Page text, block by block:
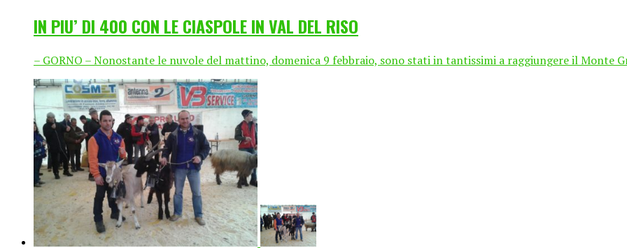
IN PIU’ DI 400 CON LE CIASPOLE IN VAL DEL RISO
– GORNO – Nonostante le nuvole del mattino, domenica 9 febbraio, sono stati in tantissimi a raggiungere il Monte